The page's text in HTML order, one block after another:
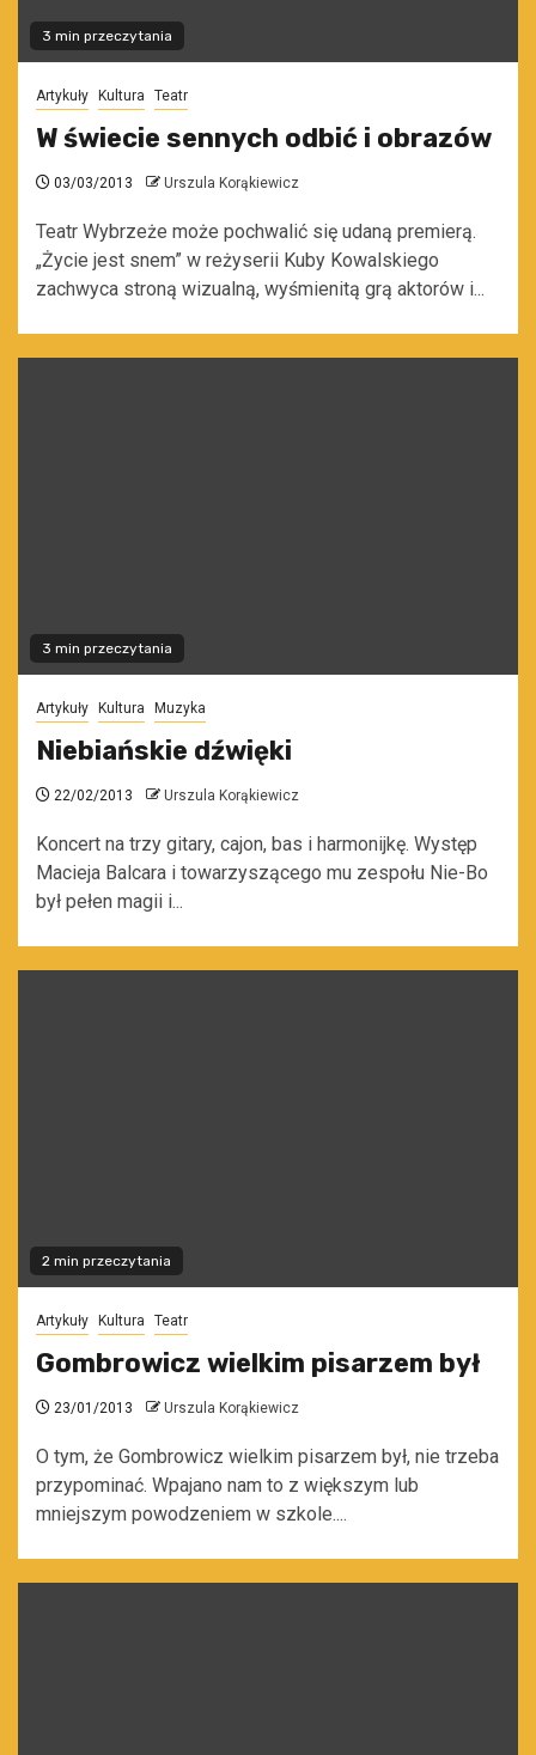
3 min przeczytania
Artykuły Kultura Teatr
W świecie sennych odbić i obrazów
03/03/2013 Urszula Korąkiewicz
Teatr Wybrzeże może pochwalić się udaną premierą.
„Życie jest snem” w reżyserii Kuby Kowalskiego
zachwyca stroną wizualną, wyśmienitą grą aktorów i...
3 min przeczytania
Artykuły Kultura Muzyka
Niebiańskie dźwięki
22/02/2013 Urszula Korąkiewicz
Koncert na trzy gitary, cajon, bas i harmonijkę. Występ
Macieja Balcara i towarzyszącego mu zespołu Nie-Bo
był pełen magii i...
2 min przeczytania
Artykuły Kultura Teatr
Gombrowicz wielkim pisarzem był
23/01/2013 Urszula Korąkiewicz
O tym, że Gombrowicz wielkim pisarzem był, nie trzeba
przypominać. Wpajano nam to z większym lub
mniejszym powodzeniem w szkole....